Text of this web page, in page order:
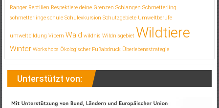
Ranger Reptilien Respektiere deine Grenzen Schlangen Schmetterling
schmetterlinge schule Schulexkursion Schutzgebiete Umweltberufe
umweltbildung Vipern Wald wildnis Wildnisgebiet Wildtiere
Winter Workshops Ökologischer Fußabdruck Überlebensstrategie
Unterstützt von: